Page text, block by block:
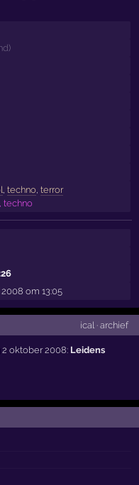
)
, techno, terror
techno
om 13:05
ical· archief
oktober 2008: Leidens